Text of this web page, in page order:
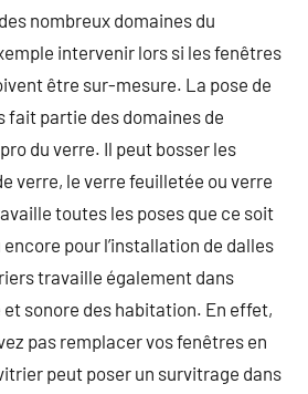
nombreux domaines du
intervenir lors si les fenêtres
être sur-mesure. La pose de
fait partie des domaines de
du verre. Il peut bosser les
verre, le verre feuilletée ou verre
toutes les poses que ce soit
pour l’installation de dalles
travaille également dans
et sonore des habitation. En effet,
pas remplacer vos fenêtres en
peut poser un survitrage dans